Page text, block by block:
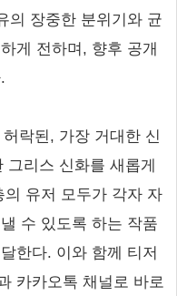
의 장중한 분위기와 균
게 전하며, 향후 공개
락된, 가장 거대한 신
그리스 신화를 새롭게
유저 모두가 각자 자
수 있도록 하는 작품
한다. 이와 함께 티저
카카오톡 채널로 바로